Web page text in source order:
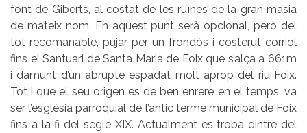
font de Giberts, al costat de les ruïnes de la gran masia
de mateix nom. En aquest punt serà opcional, però del
tot recomanable, pujar per un frondós i costerut corriol
fins el Santuari de Santa Maria de Foix que s’alça a 661m
i damunt d’un abrupte espadat molt aprop del riu Foix.
Tot i que el seu origen es de ben enrere en el temps, va
ser l’església parroquial de l’antic terme municipal de Foix
fins a la fi del segle XIX. Actualment es troba dintre del